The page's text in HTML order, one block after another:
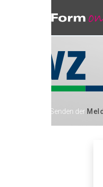
Meldeformulare